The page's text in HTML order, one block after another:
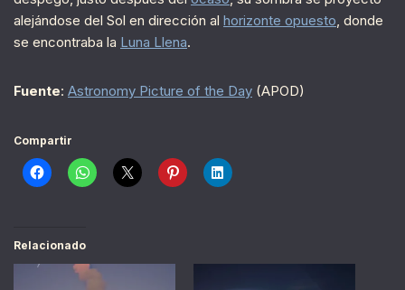
alejándose del Sol en dirección al horizonte opuesto, donde
se encontraba la Luna Llena.
Fuente: Astronomy Picture of the Day (APOD)
Compartir
Relacionado